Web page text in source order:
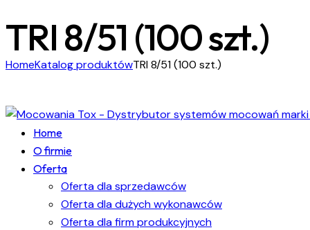
TRI 8/51 (100 szt.)
HomeKatalog produktówTRI 8/51 (100 szt.)
Home
O firmie
Oferta
Oferta dla sprzedawców
Oferta dla dużych wykonawców
Oferta dla firm produkcyjnych